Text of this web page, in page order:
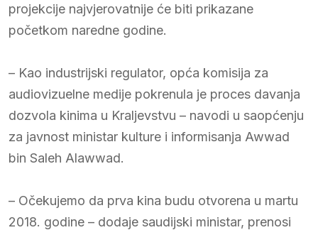
projekcije najvjerovatnije će biti prikazane
početkom naredne godine.
– Kao industrijski regulator, opća komisija za
audiovizuelne medije pokrenula je proces davanja
dozvola kinima u Kraljevstvu – navodi u saopćenju
za javnost ministar kulture i informisanja Awwad
bin Saleh Alawwad.
– Očekujemo da prva kina budu otvorena u martu
2018. godine – dodaje saudijski ministar, prenosi